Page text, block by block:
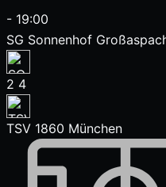
- 19:00
SG Sonnenhof
2 4
TSV 1860 München